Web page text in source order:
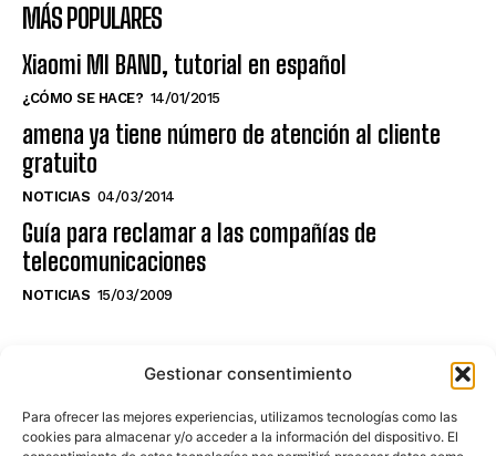
Gestionar consentimiento
Para ofrecer las mejores experiencias, utilizamos tecnologías como las
cookies para almacenar y/o acceder a la información del dispositivo. El
MÁS POPULARES
Xiaomi MI BAND, tutorial en español
¿CÓMO SE HACE? 14/01/2015
amena ya tiene número de atención al cliente
gratuito
NOTICIAS 04/03/2014
Guía para reclamar a las compañías de
telecomunicaciones
NOTICIAS 15/03/2009
NO TE PIERDAS LO ÚLTIMO DEL CANAL